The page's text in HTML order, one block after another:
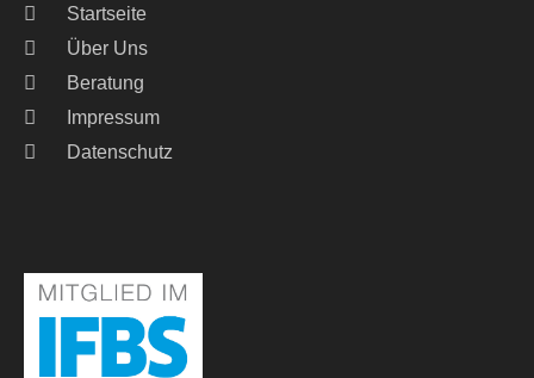
Startseite
Über Uns
Beratung
Impressum
Datenschutz